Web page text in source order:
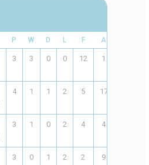
P W D L F A
3 3 0 0 12 1
4 1 1 2 5 17
3 1 0 2 4 4
3 0 1 2 2 9